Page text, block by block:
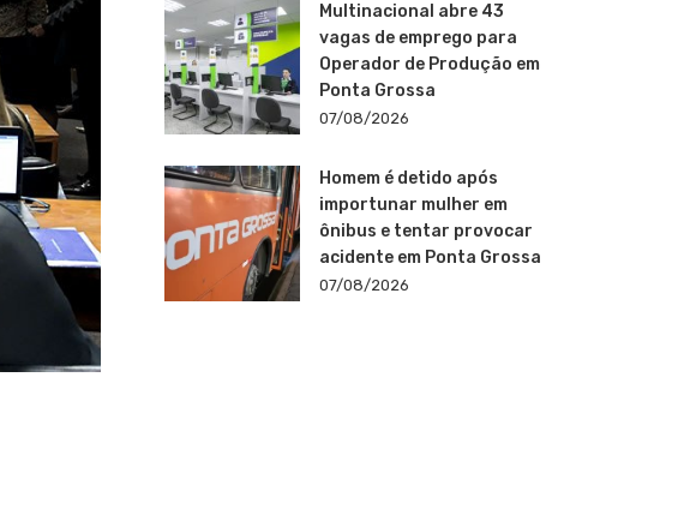
Multinacional abre 43
vagas de emprego para
Operador de Produção em
Ponta Grossa
07/08/2026
Homem é detido após
importunar mulher em
ônibus e tentar provocar
acidente em Ponta Grossa
07/08/2026